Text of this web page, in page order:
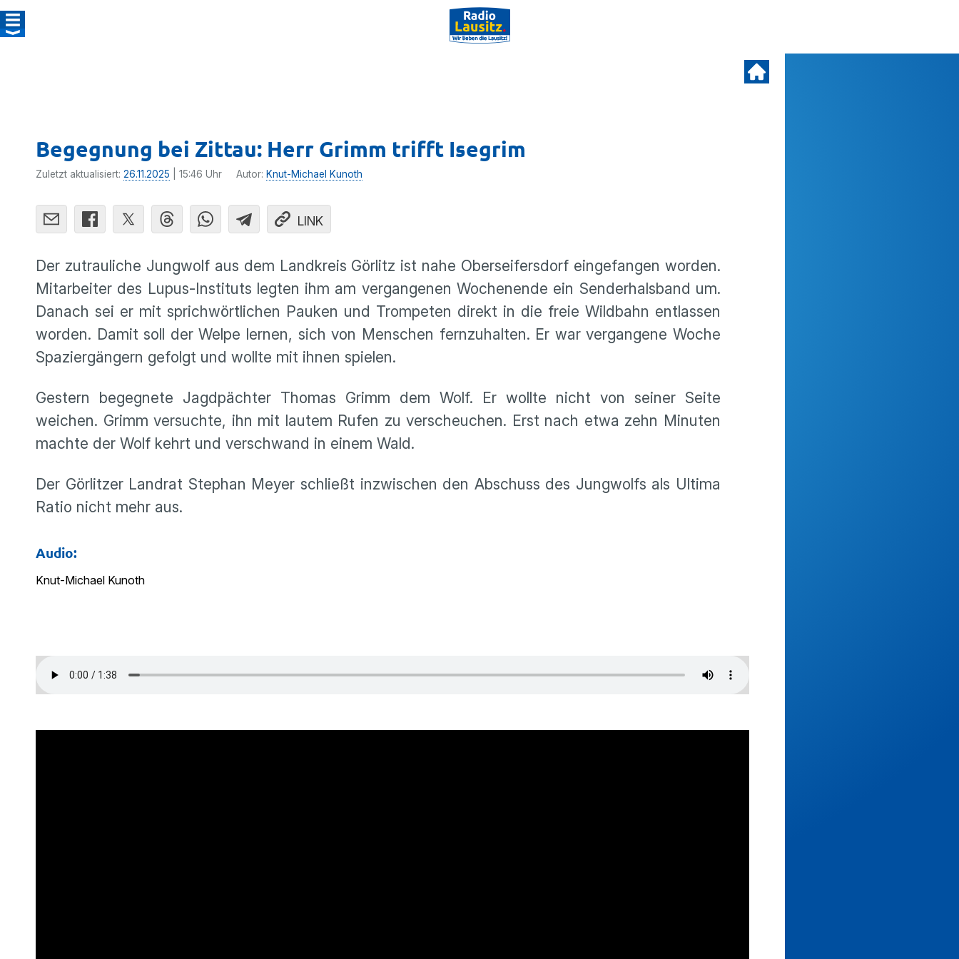
Begegnung bei Zittau: Herr Grimm trifft Isegrim
Zuletzt aktualisiert: 26.11.2025 | 15:46 Uhr Autor: Knut-Michael Kunoth
LINK
Der zutrauliche Jungwolf aus dem Landkreis Görlitz ist nahe Oberseifersdorf eingefangen worden.
Mitarbeiter des Lupus-Instituts legten ihm am vergangenen Wochenende ein Senderhalsband um.
Danach sei er mit sprichwörtlichen Pauken und Trompeten direkt in die freie Wildbahn entlassen
worden. Damit soll der Welpe lernen, sich von Menschen fernzuhalten. Er war vergangene Woche
Spaziergängern gefolgt und wollte mit ihnen spielen.
Gestern begegnete Jagdpächter Thomas Grimm dem Wolf. Er wollte nicht von seiner Seite
weichen. Grimm versuchte, ihn mit lautem Rufen zu verscheuchen. Erst nach etwa zehn Minuten
machte der Wolf kehrt und verschwand in einem Wald.
Der Görlitzer Landrat Stephan Meyer schließt inzwischen den Abschuss des Jungwolfs als Ultima
Ratio nicht mehr aus.
Audio:
Knut-Michael Kunoth